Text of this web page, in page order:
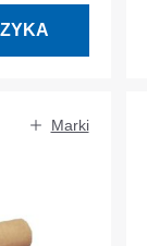
Marki